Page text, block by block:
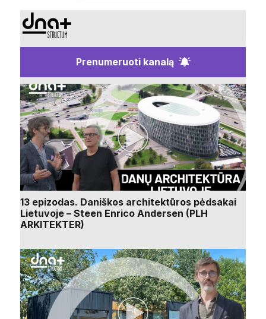
Prenumeruoti kanalą
13 epizodas. Daniškos architektūros pėdsakai
Lietuvoje – Steen Enrico Andersen (PLH
ARKITEKTER)